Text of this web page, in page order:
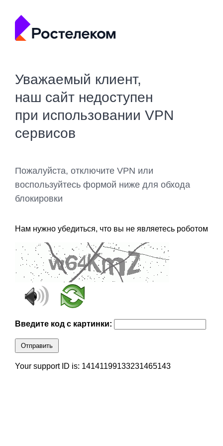
Уважаемый клиент,
наш сайт недоступен
при использовании VPN
сервисов
Пожалуйста, отключите VPN или
воспользуйтесь формой ниже для обхода
блокировки
Нам нужно убедиться, что вы не являетесь роботом
Введите код с картинки:
Отправить
Your support ID is: 14141199133231465143